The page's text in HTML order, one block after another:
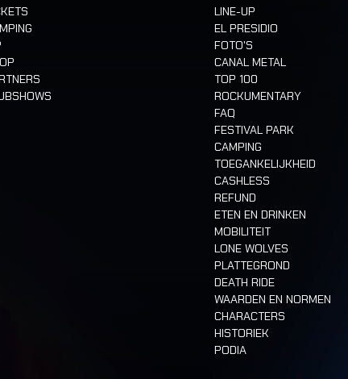
LINE-UP
EL PRESIDIO
FOTO'S
CANAL METAL
TOP 100
ROCKUMENTARY
FAQ
FESTIVAL PARK
CAMPING
TOEGANKELIJKHEID
CASHLESS
REFUND
ETEN EN DRINKEN
MOBILITEIT
LONE WOLVES
PLATTEGROND
DEATH RIDE
WAARDEN EN NORMEN
CHARACTERS
HISTORIEK
PODIA